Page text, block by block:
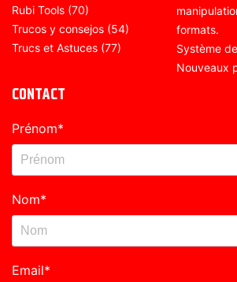
Rubi Tools (70)
Trucos y consejos (54)
Trucs et Astuces (77)
formats.
Système
Nouveaux
CONTACT
Prénom*
Nom*
Email*